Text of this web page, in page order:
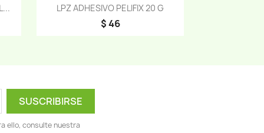
LPZ ADHESIVO PELIFIX 20 G
$ 46
Vista rápida
ello, consulte nuestra